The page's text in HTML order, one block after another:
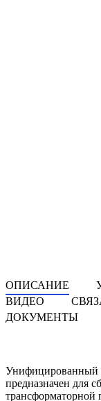
ОПИСАНИЕ
ВИДЕО
ДОКУМЕНТЫ
предназначен для
трансформаторной